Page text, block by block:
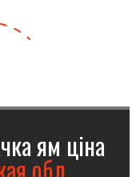
ям ціна
обл.